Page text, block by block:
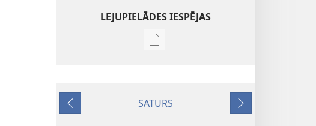
LEJUPIELĀDES IESPĒJAS
Publikāciju
Vai
Iepriekšējais
SATURS
Nākamais